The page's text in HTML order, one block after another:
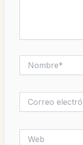
electrónico*